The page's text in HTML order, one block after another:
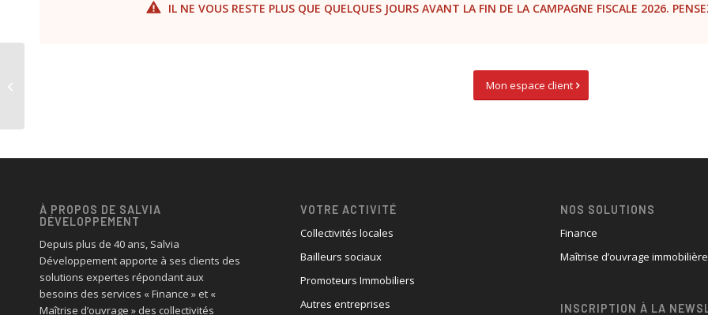
IL NE VOUS RESTE PLUS QUE QUELQUES JOURS AVANT LA FIN DE LA CAMPAGNE FISCALE 2026.
Mon espace client
À PROPOS DE SALVIA
DÉVELOPPEMENT
Depuis plus de 40 ans, Salvia
Développement apporte à ses clients des
solutions expertes répondant aux
besoins des services « Finance » et «
Maîtrise d’ouvrage » des collectivités
VOTRE ACTIVITÉ
Collectivités locales
Bailleurs sociaux
Promoteurs Immobiliers
Autres entreprises
NOS SOLUTIONS
Finance
Maîtrise d’ouvrage immobilière
INSCRIPTION À LA